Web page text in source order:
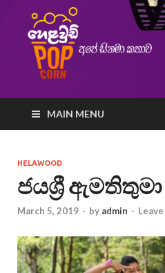
MAIN MENU
HELAWOOD
ජයශ්‍රී
March 5, 2019 - by admin -